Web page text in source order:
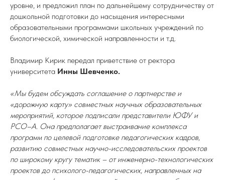
уровне, и предложил план по дальнейшему сотрудничеству от
дошкольной подготовки до насыщения интересными
образовательными программами школьных учреждений по
биологической, химической направленности и т.д.
Владимир Кирик передал приветствие от ректора
университета Инны Шевченко.
«Мы будем обсуждать соглашение о партнерстве и
«дорожную карту» совместных научных образовательных
мероприятий, которое подписали представители ЮФУ и
РСО–А. Она предполагает выстраивание комплекса
программ по целевой подготовке педагогических кадров,
развитию совместных научно-исследовательских проектов
по широкому кругу тематик – от инженерно-технологических
проектов до психолого-педагогических, направленных на